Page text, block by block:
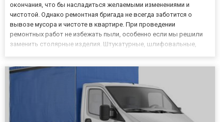
окончания, что бы насладиться желаемыми изменениями и
чистотой. Однако ремонтная бригада не всегда заботится о
вывозе мусора и чистоте в квартире. При проведении
ремонтных работ не избежать пыли, особенно если мы решили
заменить столярные изделия. Штукатурные, шлифовальные,
чтобы после ремон...